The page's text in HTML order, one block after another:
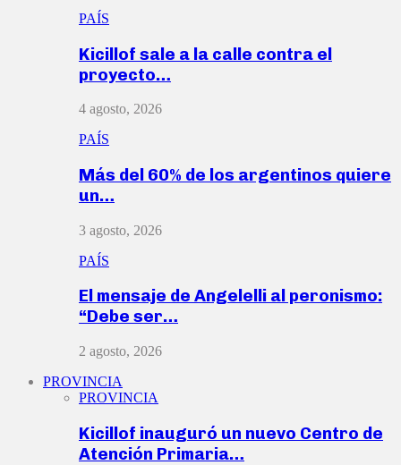
PAÍS
Kicillof sale a la calle contra el
proyecto…
4 agosto, 2026
PAÍS
Más del 60% de los argentinos quiere
un…
3 agosto, 2026
PAÍS
El mensaje de Angelelli al peronismo:
“Debe ser…
2 agosto, 2026
PROVINCIA
PROVINCIA
Kicillof inauguró un nuevo Centro de
Atención Primaria…